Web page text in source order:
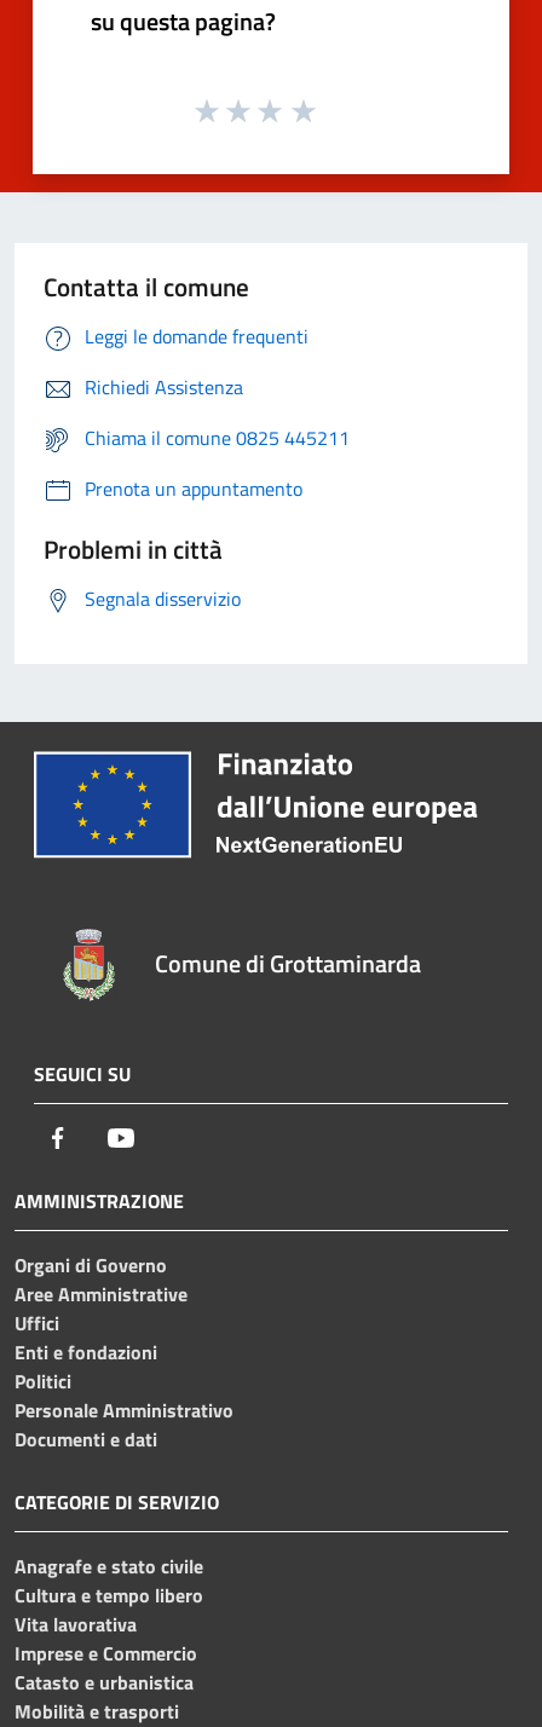
su questa pagina?
Contatta il comune
Leggi le domande frequenti
Richiedi Assistenza
Chiama il comune 0825 445211
Prenota un appuntamento
Problemi in città
Segnala disservizio
Comune di Grottaminarda
SEGUICI SU
Facebook
AMMINISTRAZIONE
Organi di Governo
Aree Amministrative
Uffici
Enti e fondazioni
Politici
Personale Amministrativo
Documenti e dati
CATEGORIE DI SERVIZIO
Anagrafe e stato civile
Cultura e tempo libero
Vita lavorativa
Imprese e Commercio
Catasto e urbanistica
Mobilità e trasporti